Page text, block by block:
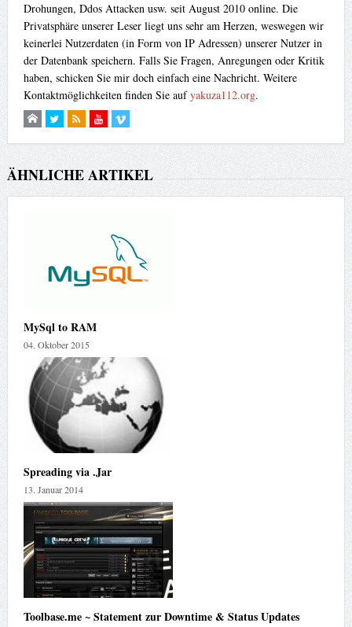
Drohungen, Ddos Attacken usw. seit August 2010 online. Die
Privatsphäre unserer Leser liegt uns sehr am Herzen, weswegen wir
keinerlei Nutzerdaten (in Form von IP Adressen) unserer Nutzer in
der Datenbank speichern. Falls Sie Fragen, Anregungen oder Kritik
haben, schicken Sie mir doch einfach eine Nachricht. Weitere
Kontaktmöglichkeiten finden Sie aufyakuza112.org.
ÄHNLICHE ARTIKEL
MySql to RAM
04. Oktober 2015
Spreading via .Jar
13. Januar 2014
Toolbase.me ~ Statement zur Downtime & Status Updates